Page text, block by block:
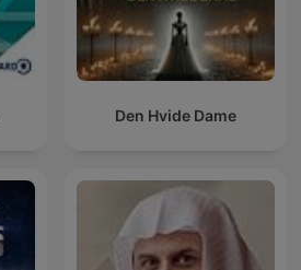
Den Hvide Dame